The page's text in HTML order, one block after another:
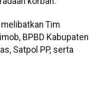
Tim
BPBD Kabupaten
Satpol PP, serta